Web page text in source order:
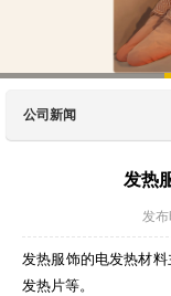
公司新闻
发热
发
发热服饰的电发热材
发热片等。